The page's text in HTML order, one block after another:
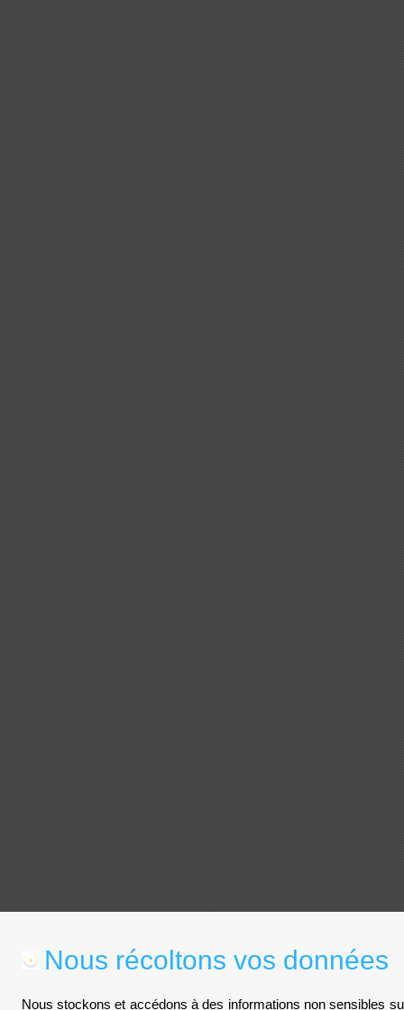
Nous récoltons vos données
Nous stockons et accédons à des informations non sensibles